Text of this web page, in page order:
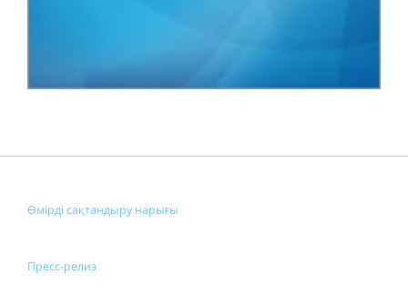
Өмірді сақтандыру нарығы
Пресс-релиз